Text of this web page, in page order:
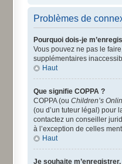
Problèmes de
Pourquoi dois-je
Vous pouvez ne pas le
supplémentaires
Haut
Que signifie COPPA ?
COPPA (ou Children’s
(ou d’un tuteur légal) pour
contactez un conseiller
à l’exception de celles
Haut
Je souhaite